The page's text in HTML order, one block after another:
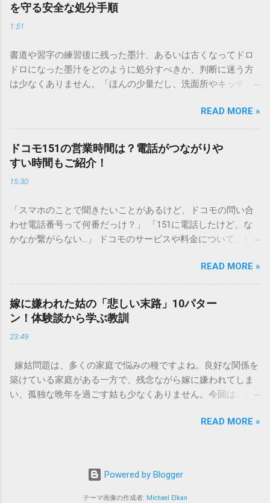
を守る安全な処分手順
1:51
書道や習字の練習後に残った墨汁、あるいは古くなってドロ
ドロになった墨汁をどのように処分すべきか、判断に迷う方
は少なくありません。「ほんの少量だし、洗面所やキッチン
と、実は予期せぬトラブルを招く原因となります。 墨汁は、
一般的な生活排水とは性質が大きく異なります。そのまま排
水口へ流すことは環境負荷だけでなく、ご自宅の排水設備を
傷める可能性も高いため、非常に危険です。この記事では、
墨汁を安全かつ環境に優しい方法で処分するための手順と、
容器を適切に分別する方法を徹底解説します。 墨汁を「排水
す）」と「膠（にかわ）」、そして水です。これらは非常に
微細かつ独特の粘性を持っているため、下水処理や配管維持
の観点から以下の問題が発生します。 1. 環境への深刻な負荷
施設であっても、これらの微粒子を完全に分解・除去するこ
とは容易ではありません。大量に流し続けると河川や海まで
到達し、水質の濁りや生態系へ悪影響を及ぼすリスクがあり
ます。 2. 排水管の詰まりと劣化 墨汁の粘度を保っている「膠
め、深刻な詰まりを引き起こします。特に築年数が経過した
住宅では配管トラブルが起きやすく、修理費用が高額になる
ケースも珍しくありません。 3. 頑固なシミと汚れの沈着 陶器
やホーロー製のシンクに墨汁が付着すると、細かい粒子が素
材の隙間に入り込み、取れない黒ずみとなります。一度素材
汁を処分する際は、「液体として流さない」ことが絶対ルー
READ MORE »
ドコモ151の営業時間は？電話がつながりや
すい時間もご紹介！
15:30
「スマホのことで聞きたいことがあるけど、ドコモの問い合
わせ電話番号って何番だっけ？」 「151に電話したけど、な
かなか繋がらない…」 ドコモのサービスや料金について、疑
ンフォメーションセンター」の専用電話番号「151」ですよ
ね。 でも、「 ドコモ151は何時まで 営業しているの？」「
151は何時から 受付可能なの？」と営業時間がわからず、な
かなか電話ができない方もいるかもしれません。 この記事で
は、ドコモ151の営業時間や、電話が繋がりやすい時間帯、さ
らには電話がつながらない時の対処法をわかりやすく解説し
言うと、ドコモのインフォメーションセンター「151」の受付
時間は、 午前9時から午後8時まで です。 年中無休で、土日
祝日も営業しています。「 151 営業時間 」を気にする際、ま
って連絡することができますね。 この時間内であれば、ドコ
以外からの問い合わせは、電話番号や通話料が異なるので注
話・他社携帯から： 0120-800-000（無料） どちらの番号も、
READ MORE »
嫁に嫌われた姑の「悲しい末路」10パター
ン！体験談から学ぶ教訓
23:49
嫁姑問題は、多くの家庭で悩みの種ですよね。良好な関係を
築けている家庭がある一方で、残念ながら嫁に嫌われてしま
い、孤独な晩年を過ごす姑も少なくありません。今回は、嫁
を10パターンご紹介します。実体験に基づいたエピソードも
する 「まさか追い出されるなんて…」という声も聞かれるの
が、同居の破綻です。最初は良かれと思って始めた同居も、
嫁との関係が悪化すると、家の中で常に緊張感が漂う状態
READ MORE »
Powered by Blogger
テーマ画像の作成者: Michael Elkan